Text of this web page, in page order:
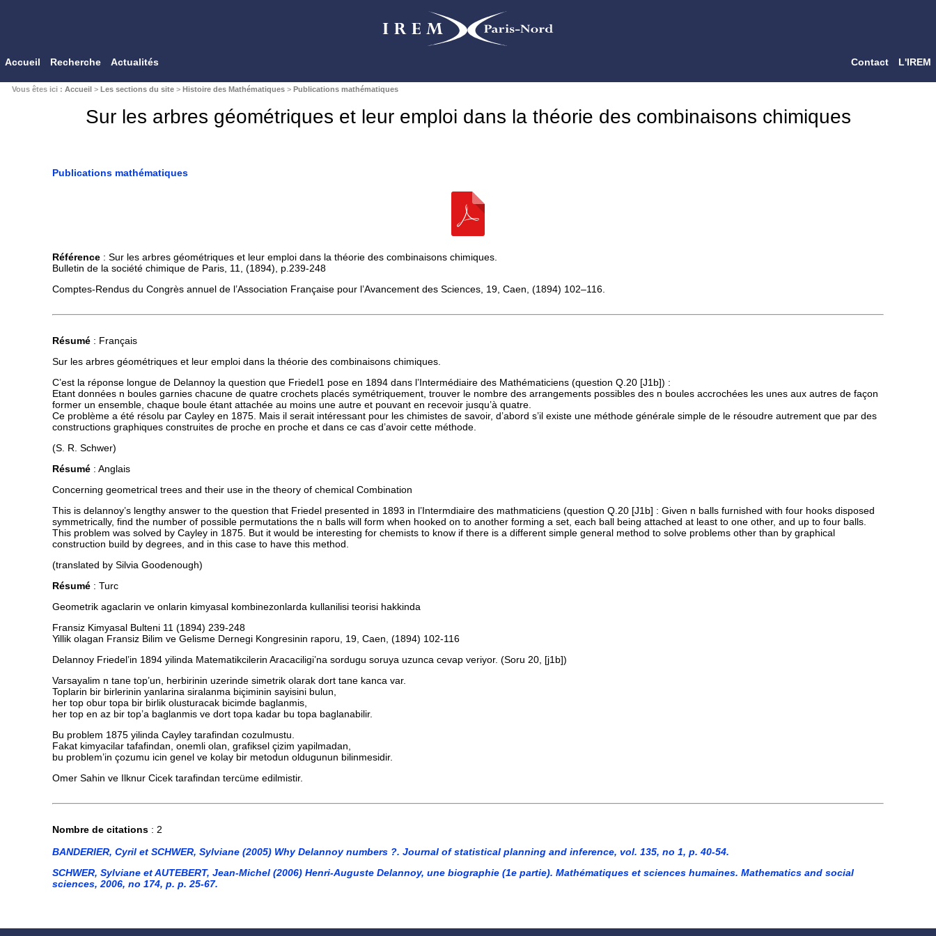
Accueil Recherche Actualités Contact L'IREM
Vous êtes ici : Accueil> Les sections du site> Histoire des Mathématiques> Publications mathématiques
Sur les arbres géométriques et leur emploi dans la théorie des combinaisons chimiques
Publications mathématiques
Référence : Sur les arbres géométriques et leur emploi dans la théorie des combinaisons chimiques.
Bulletin de la société chimique de Paris, 11, (1894), p.239-248
Comptes-Rendus du Congrès annuel de l’Association Française pour l’Avancement des Sciences, 19, Caen, (1894) 102–116.
Résumé : Français
Sur les arbres géométriques et leur emploi dans la théorie des combinaisons chimiques.
C’est la réponse longue de Delannoy la question que Friedel1 pose en 1894 dans l’Intermédiaire des Mathématiciens (question Q.20 [J1b]) :
Etant données n boules garnies chacune de quatre crochets placés symétriquement, trouver le nombre des arrangements possibles des n boules accrochées les unes aux autres de façon
former un ensemble, chaque boule étant attachée au moins une autre et pouvant en recevoir jusqu’à quatre.
Ce problème a été résolu par Cayley en 1875. Mais il serait intéressant pour les chimistes de savoir, d’abord s’il existe une méthode générale simple de le résoudre autrement que par des
constructions graphiques construites de proche en proche et dans ce cas d’avoir cette méthode.
(S. R. Schwer)
Résumé : Anglais
Concerning geometrical trees and their use in the theory of chemical Combination
This is delannoy’s lengthy answer to the question that Friedel presented in 1893 in l’Intermdiaire des mathmaticiens (question Q.20 [J1b] : Given n balls furnished with four hooks disposed
symmetrically, find the number of possible permutations the n balls will form when hooked on to another forming a set, each ball being attached at least to one other, and up to four balls.
This problem was solved by Cayley in 1875. But it would be interesting for chemists to know if there is a different simple general method to solve problems other than by graphical
construction build by degrees, and in this case to have this method.
(translated by Silvia Goodenough)
Résumé : Turc
Geometrik agaclarin ve onlarin kimyasal kombinezonlarda kullanilisi teorisi hakkinda
Fransiz Kimyasal Bulteni 11 (1894) 239-248
Yillik olagan Fransiz Bilim ve Gelisme Dernegi Kongresinin raporu, 19, Caen, (1894) 102-116
Delannoy Friedel’in 1894 yilinda Matematikcilerin Aracaciligi’na sordugu soruya uzunca cevap veriyor. (Soru 20, [j1b])
Varsayalim n tane top’un, herbirinin uzerinde simetrik olarak dort tane kanca var.
Toplarin bir birlerinin yanlarina siralanma biçiminin sayisini bulun,
her top obur topa bir birlik olusturacak bicimde baglanmis,
her top en az bir top’a baglanmis ve dort topa kadar bu topa baglanabilir.
Bu problem 1875 yilinda Cayley tarafindan cozulmustu.
Fakat kimyacilar tafafindan, onemli olan, grafiksel çizim yapilmadan,
bu problem’in çozumu icin genel ve kolay bir metodun oldugunun bilinmesidir.
Omer Sahin ve Ilknur Cicek tarafindan tercüme edilmistir.
Nombre de citations : 2
BANDERIER, Cyril et SCHWER, Sylviane (2005) Why Delannoy numbers ?. Journal of statistical planning and inference, vol. 135, no 1, p. 40-54.
SCHWER, Sylviane et AUTEBERT, Jean-Michel (2006) Henri-Auguste Delannoy, une biographie (1e partie). Mathématiques et sciences humaines. Mathematics and social
sciences, 2006, no 174, p. p. 25-67.